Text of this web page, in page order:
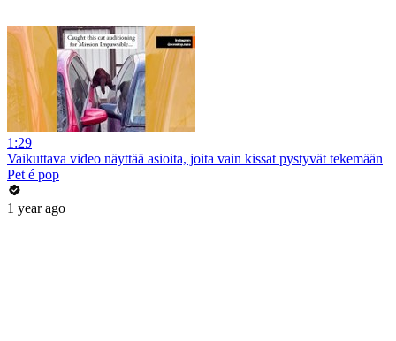
1:29
Vaikuttava video näyttää asioita, joita vain kissat pystyvät tekemään
Pet é pop
1 year ago